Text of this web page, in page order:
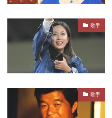
歌手
歌手